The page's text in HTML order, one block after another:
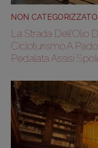
NON CATEGORIZZATO
La Strada Dell’Olio
Cicloturismo A
Pedalata Assisi